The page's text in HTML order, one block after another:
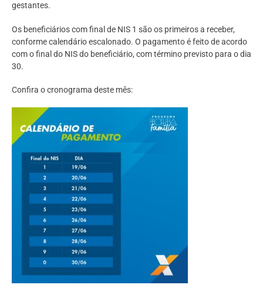
gestantes.
Os beneficiários com final de NIS 1 são os primeiros a receber,
conforme calendário escalonado. O pagamento é feito de acordo
com o final do NIS do beneficiário, com término previsto para o dia
30.
Confira o cronograma deste mês: